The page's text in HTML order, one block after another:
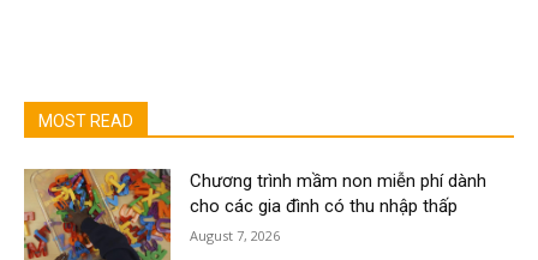
MOST READ
Chương trình mầm non miễn phí dành
cho các gia đình có thu nhập thấp
August 7, 2026